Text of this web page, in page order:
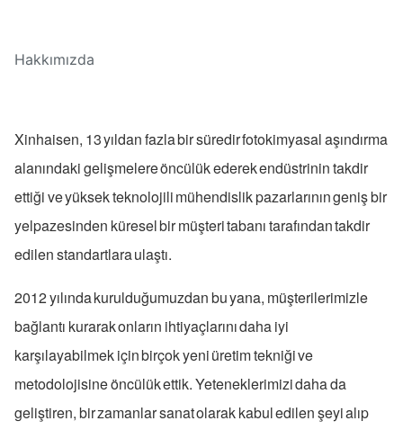
Hakkımızda
Xinhaisen, 13 yıldan fazla bir süredir fotokimyasal aşındırma
alanındaki gelişmelere öncülük ederek endüstrinin takdir
ettiği ve yüksek teknolojili mühendislik pazarlarının geniş bir
yelpazesinden küresel bir müşteri tabanı tarafından takdir
edilen standartlara ulaştı.
2012 yılında kurulduğumuzdan bu yana, müşterilerimizle
bağlantı kurarak onların ihtiyaçlarını daha iyi
karşılayabilmek için birçok yeni üretim tekniği ve
metodolojisine öncülük ettik. Yeteneklerimizi daha da
geliştiren, bir zamanlar sanat olarak kabul edilen şeyi alıp